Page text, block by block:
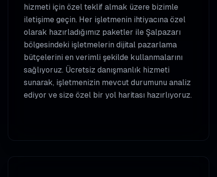
hizmeti için özel teklif almak üzere bizimle
iletişime geçin. Her işletmenin ihtiyacına özel
olarak hazırladığımız paketler ile Şalpazarı
bölgesindeki işletmelerin dijital pazarlama
bütçelerini en verimli şekilde kullanmalarını
sağlıyoruz. Ücretsiz danışmanlık hizmeti
sunarak, işletmenizin mevcut durumunu analiz
ediyor ve size özel bir yol haritası hazırlıyoruz.